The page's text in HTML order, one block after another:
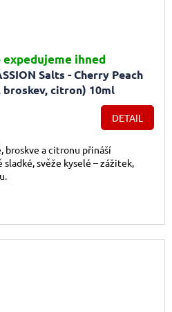
Salts - Cherry Peach
broskev, citron) 10ml
je 5,0 z 5 hvězdiček.
expedujeme ihned
DETAIL
broskve a citronu přináší
svěže kyselé – zážitek,